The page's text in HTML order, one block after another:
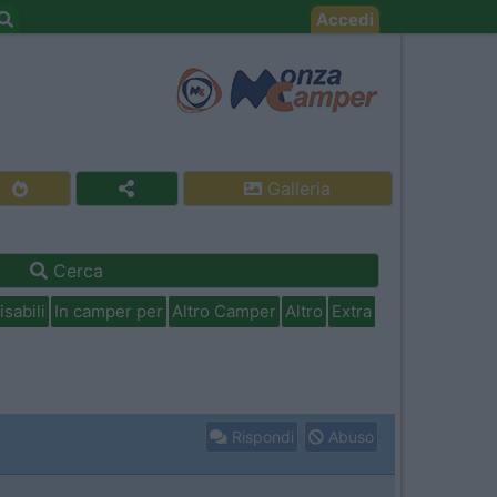
Accedi
Galleria
Cerca
In camper per Altro Camper Altro Extra
Rispondi Abuso